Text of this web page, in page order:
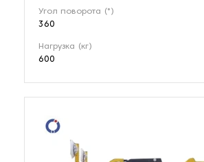
Угол поворота (°)
360
Нагрузка (кг)
600